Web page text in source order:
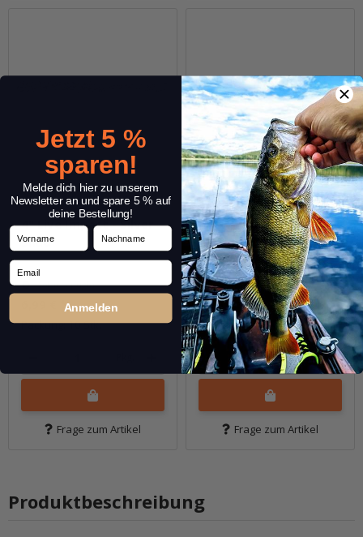
4" Live Impact - Silver
Shad
Sofort verfügbar
*
Packung: 10 Stk.
Frage zum Artikel
4" Live Impact -
Watermelon PP.
Sofort verfügbar
6,99 € *
Packung: 10 Stk.
Pkg.
Frage zum Artikel
Produktbeschreibung
Jetzt 5 %
sparen!
Melde dich hier zu unserem
Newsletter an und spare 5 % auf
deine Bestellung!
Vorname Nachname
Email
Anmelden